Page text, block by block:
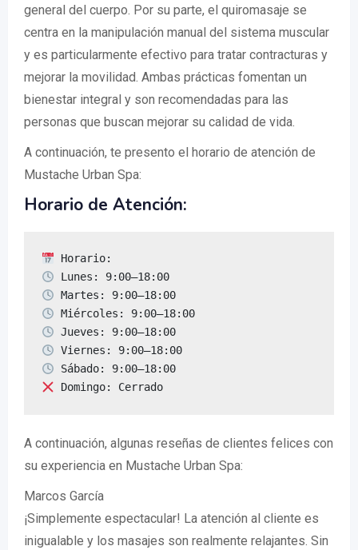
general del cuerpo. Por su parte, el quiromasaje se
centra en la manipulación manual del sistema muscular
y es particularmente efectivo para tratar contracturas y
mejorar la movilidad. Ambas prácticas fomentan un
bienestar integral y son recomendadas para las
personas que buscan mejorar su calidad de vida.
A continuación, te presento el horario de atención de
Mustache Urban Spa:
Horario de Atención:
Domingo: Cerrado
A continuación, algunas reseñas de clientes felices con
su experiencia en Mustache Urban Spa:
Marcos García
¡Simplemente espectacular! La atención al cliente es
inigualable y los masajes son realmente relajantes. Sin